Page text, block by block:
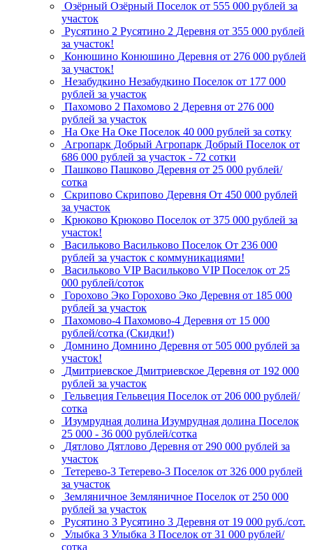
Озёрный Озёрный Поселок от 555 000 рублей за
участок
Русятино 2 Русятино 2 Деревня от 355 000 рублей
за участок!
Конюшино Конюшино Деревня от 276 000 рублей
за участок!
Незабудкино Незабудкино Поселок от 177 000
рублей за участок
Пахомово 2 Пахомово 2 Деревня от 276 000
рублей за участок
На Оке На Оке Поселок 40 000 рублей за сотку
Агропарк Добрый Агропарк Добрый Поселок от
686 000 рублей за участок - 72 сотки
Пашково Пашково Деревня от 25 000 рублей/
сотка
Скрипово Скрипово Деревня От 450 000 рублей
за участок
Крюково Крюково Поселок от 375 000 рублей за
участок!
Васильково Васильково Поселок От 236 000
рублей за участок с коммуникациями!
Васильково VIP Васильково VIP Поселок от 25
000 рублей/соток
Горохово Эко Горохово Эко Деревня от 185 000
рублей за участок
Пахомово-4 Пахомово-4 Деревня от 15 000
рублей/сотка (Скидки!)
Домнино Домнино Деревня от 505 000 рублей за
участок!
Дмитриевское Дмитриевское Деревня от 192 000
рублей за участок
Гельвеция Гельвеция Поселок от 206 000 рублей/
сотка
Изумрудная долина Изумрудная долина Поселок
25 000 - 36 000 рублей/сотка
Дятлово Дятлово Деревня от 290 000 рублей за
участок
Тетерево-3 Тетерево-3 Поселок от 326 000 рублей
за участок
Земляничное Земляничное Поселок от 250 000
рублей за участок
Русятино 3 Русятино 3 Деревня от 19 000 руб./сот.
Улыбка 3 Улыбка 3 Поселок от 31 000 рублей/
сотка